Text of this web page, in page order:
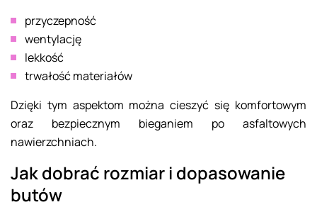
przyczepność
wentylację
lekkość
trwałość materiałów
Dzięki tym aspektom można cieszyć się komfortowym
oraz bezpiecznym bieganiem po asfaltowych
nawierzchniach.
Jak dobrać rozmiar i dopasowanie
butów